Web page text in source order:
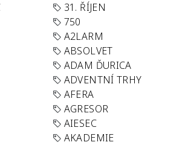
31. ŘÍJEN
750
A2LARM
ABSOLVET
ADAM ĎURICA
ADVENTNÍ TRHY
AFERA
AGRESOR
AIESEC
AKADEMIE